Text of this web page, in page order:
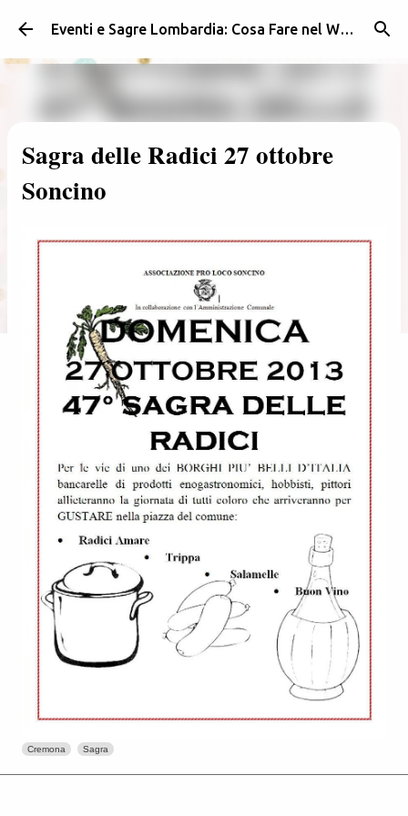
Passa ai contenuti principali Eventi e Sagre Lombardia: Cosa Fare nel Weekend | Weekendidea
Sagra delle Radici 27 ottobre
Soncino
Cremona Sagra